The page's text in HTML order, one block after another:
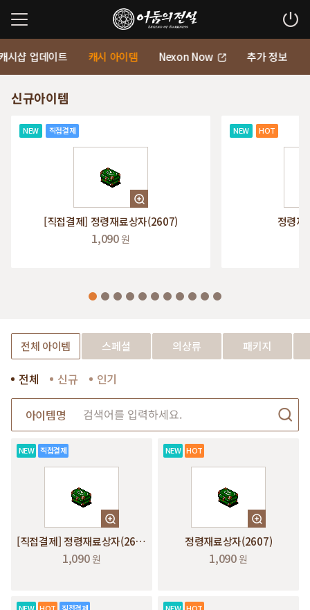
시샵 업데이트 캐시 아이템 Nexon Now 추가 정보
신규아이템
NEW 직접결제
[직접결제] 정령재료상자(2607)
1,090원
NEW HOT
정령
전체 아이템 스페셜 의상류 패키지
전체 신규 인기
아이템명
NEW 직접결제
[직접결제] 정령재료상자(2607)
1,090원
NEW HOT
정령재료상자(2607)
1,090원